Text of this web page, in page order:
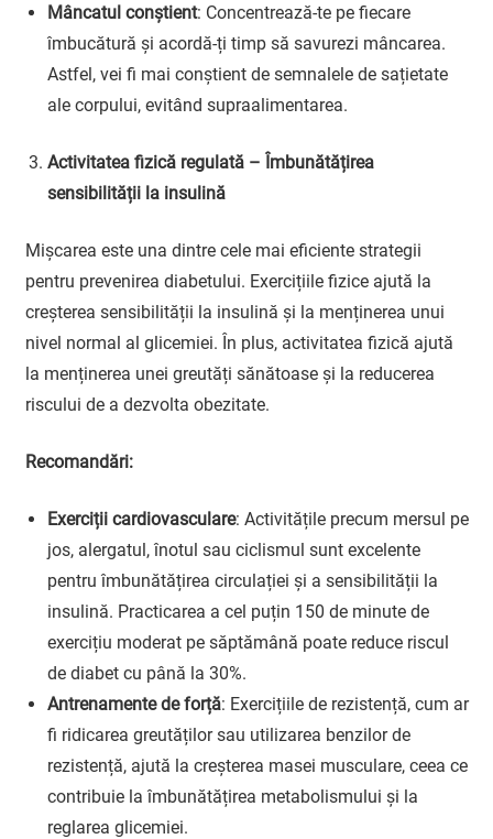
Mâncatul conștient: Concentrează-te pe fiecare
îmbucătură și acordă-ți timp să savurezi mâncarea.
Astfel, vei fi mai conștient de semnalele de sațietate
ale corpului, evitând supraalimentarea.
Activitatea fizică regulată – Îmbunătățirea
sensibilității la insulină
Mișcarea este una dintre cele mai eficiente strategii
pentru prevenirea diabetului. Exercițiile fizice ajută la
creșterea sensibilității la insulină și la menținerea unui
nivel normal al glicemiei. În plus, activitatea fizică ajută
la menținerea unei greutăți sănătoase și la reducerea
riscului de a dezvolta obezitate.
Recomandări:
Exerciții cardiovasculare: Activitățile precum mersul pe
jos, alergatul, înotul sau ciclismul sunt excelente
pentru îmbunătățirea circulației și a sensibilității la
insulină. Practicarea a cel puțin 150 de minute de
exercițiu moderat pe săptămână poate reduce riscul
de diabet cu până la 30%.
Antrenamente de forță: Exercițiile de rezistență, cum ar
fi ridicarea greutăților sau utilizarea benzilor de
rezistență, ajută la creșterea masei musculare, ceea ce
contribuie la îmbunătățirea metabolismului și la
reglarea glicemiei.